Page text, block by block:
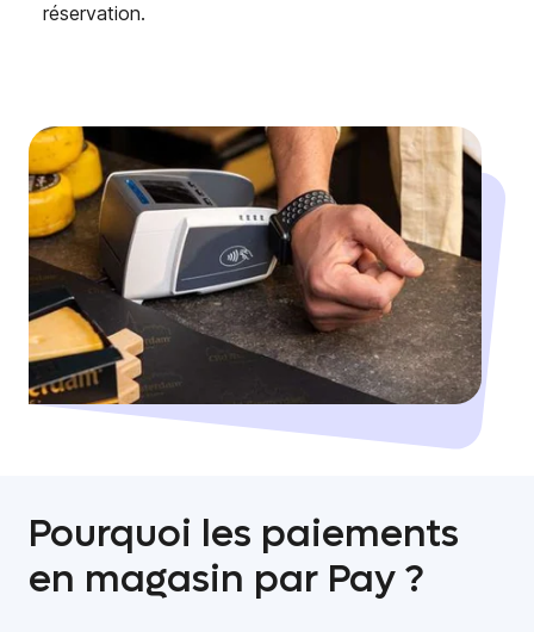
réservation.
Pourquoi les paiements
en magasin par Pay ?